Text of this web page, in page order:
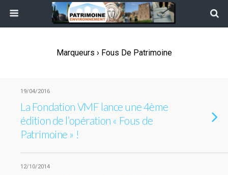
Marqueurs › Fous De Patrimoine
19/04/2016
La Fondation VMF lance une 4ème
édition de l’opération « Fous de
Patrimoine » !
12/10/2014